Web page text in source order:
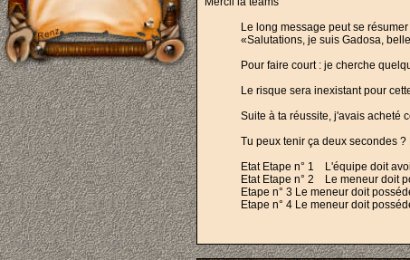
Le long message peut se
«Salutations, je suis Gadosa,
Pour faire court : je cherche
Le risque sera inexistant pour
Suite à ta réussite, j'avais acheté
Tu peux tenir ça deux secondes
Etat Etape n° 1 L'équipe doit
Etat Etape n° 2 Le meneur doit
Etape n° 3 Le meneur doit
Etape n° 4 Le meneur doit